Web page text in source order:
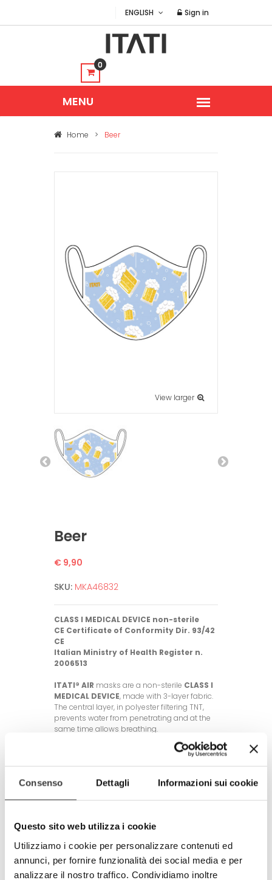
Consenso Dettagli Informazioni sui cookie
Questo sito web utilizza i cookie
Utilizziamo i cookie per personalizzare contenuti ed
annunci, per fornire funzionalità dei social media e per
analizzare il nostro traffico. Condividiamo inoltre
ENGLISH Sign in
0
Home > Beer
View larger
Beer
€ 9,90
SKU: MKA46832
CLASS I MEDICAL DEVICE non-sterile
CE Certificate of Conformity Dir. 93/42
CE
Italian Ministry of Health Register n.
2006513
ITATI® AIR masks are a non-sterile CLASS I
MEDICAL DEVICE, made with 3-layer fabric.
The central layer, in polyester filtering TNT,
prevents water from penetrating and at the
same time allows breathing.
General characteristics of the mask:
- Washable up to 60°C, up to 50 times
standards
Technical specifications of the fabric:
- Total weight: 250 g / m2 (+/- 10%)